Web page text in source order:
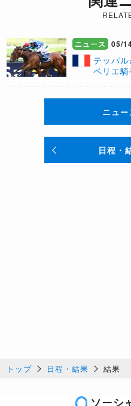
ニュース 05/
テッパ
ペリエ
ニュ
日程・
トップ 日程・結果 結果
ソーシ